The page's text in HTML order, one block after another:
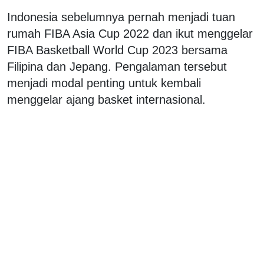
Indonesia sebelumnya pernah menjadi tuan
rumah FIBA Asia Cup 2022 dan ikut menggelar
FIBA Basketball World Cup 2023 bersama
Filipina dan Jepang. Pengalaman tersebut
menjadi modal penting untuk kembali
menggelar ajang basket internasional.